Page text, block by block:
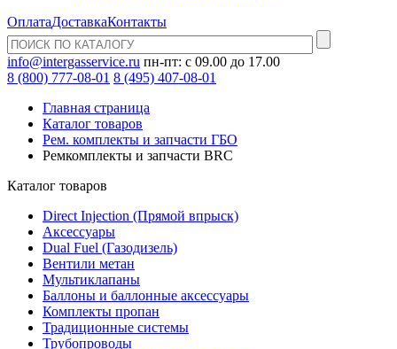
ОплатаДоставкаКонтакты
info@intergasservice.ru пн-пт: с 09.00 до 17.00
8 (800) 777-08-01 8 (495) 407-08-01
Главная страница
Каталог товаров
Рем. комплекты и запчасти ГБО
Ремкомплекты и запчасти BRC
Каталог товаров
Direct Injection (Прямой впрыск)
Аксессуары
Dual Fuel (Газодизель)
Вентили метан
Мультиклапаны
Баллоны и баллонные аксессуары
Комплекты пропан
Традиционные системы
Трубопроводы